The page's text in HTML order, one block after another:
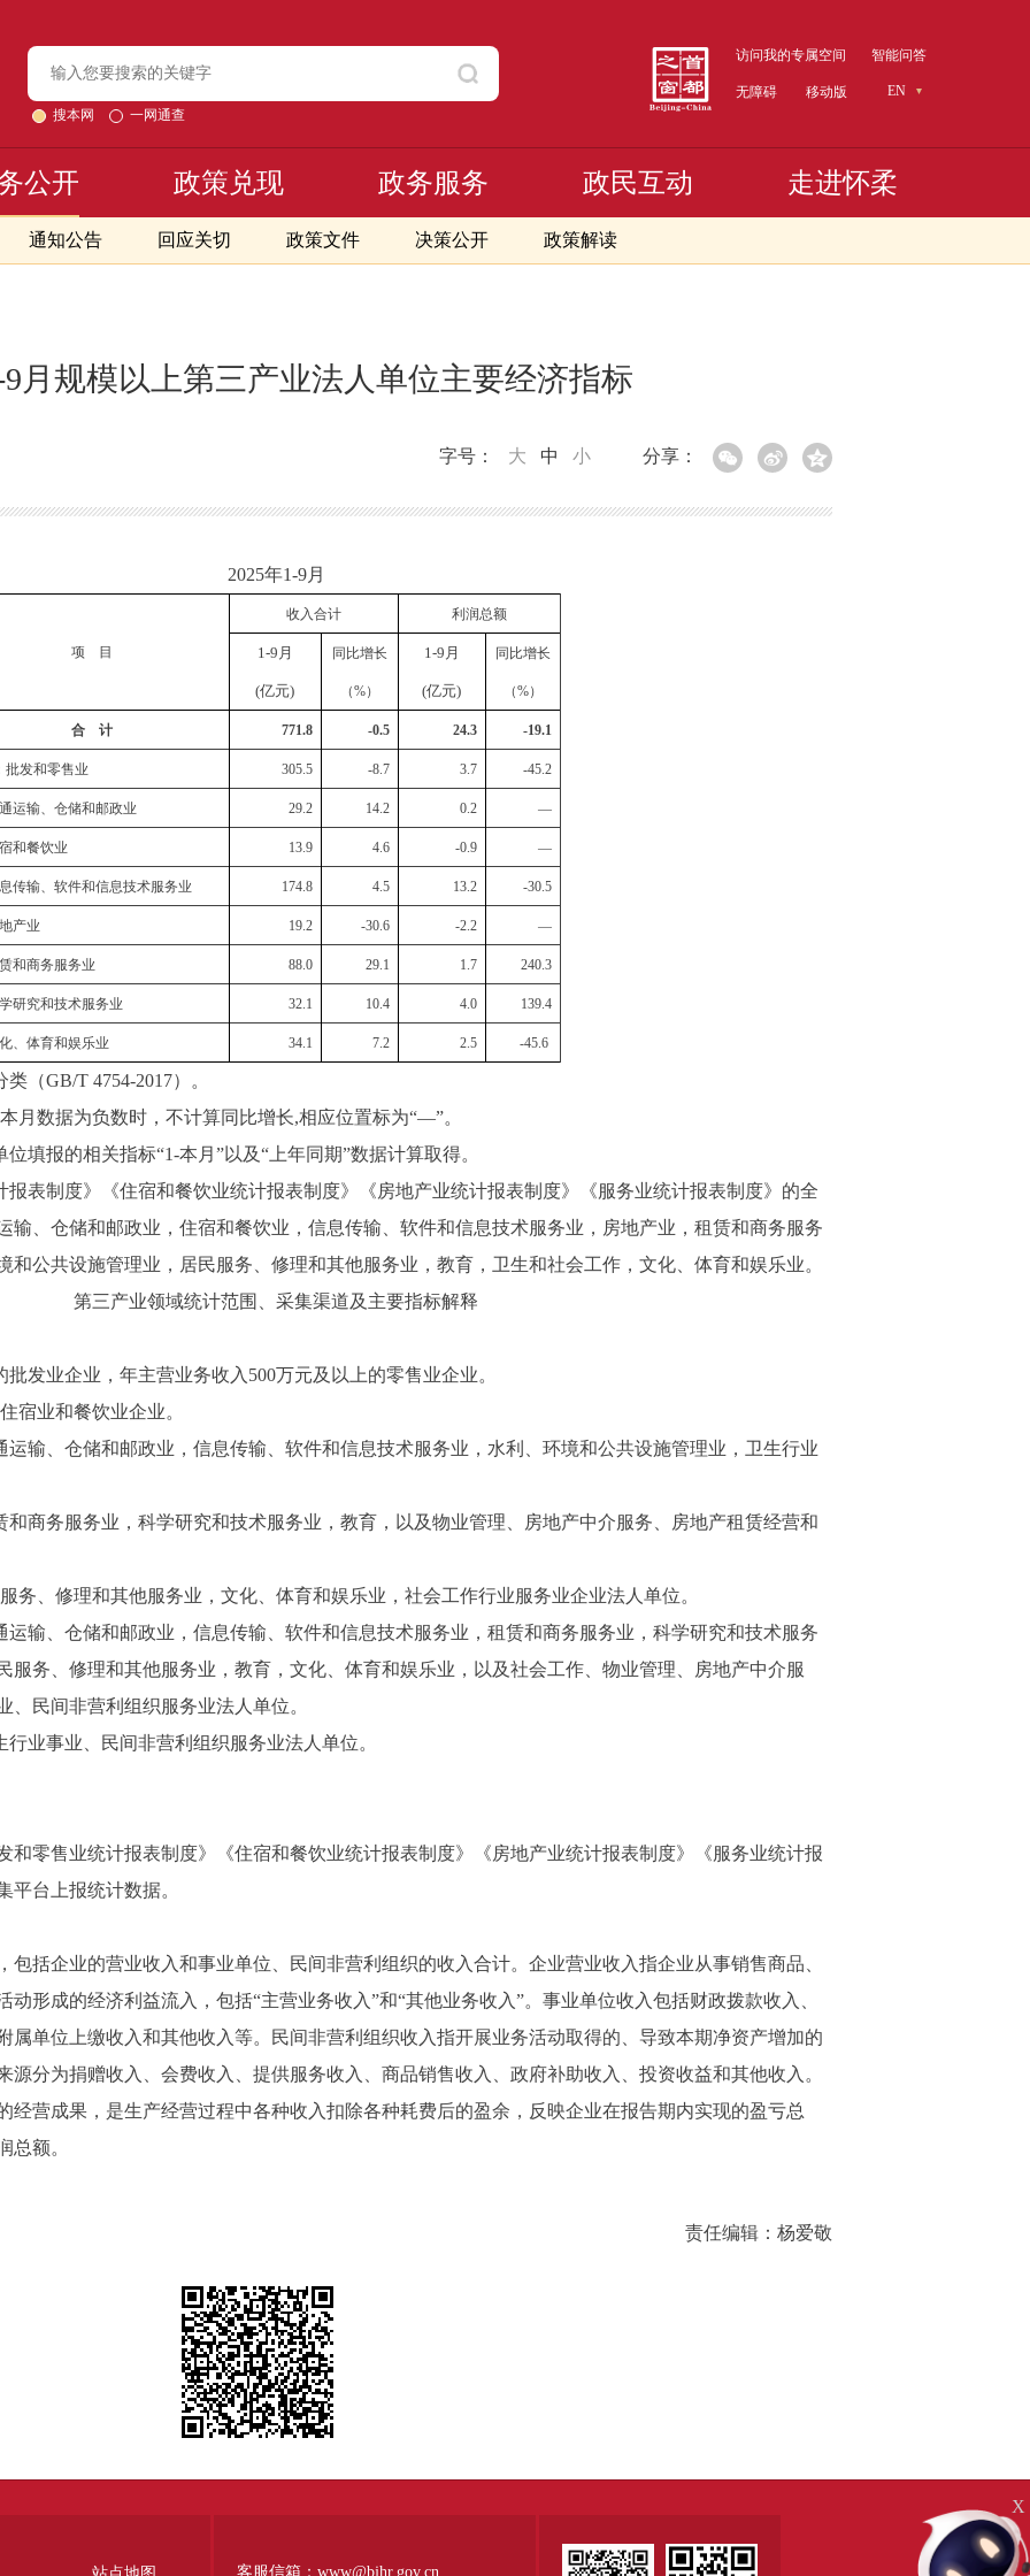
搜本网 一网通查
访问我的专属空间 智能问答
无障碍 移动版 EN
公开
通知公告 回应关切 政策文件 决策公开 政策解读
政策兑现 政务服务 政民互动 走进怀柔
9月规模以上第三产业法人单位主要经济指标
分享：
字号： 大 中 小
2025年1-9月
项 目
收入合计 利润总额
1-9 月
(亿元)
同比增长
（%）
1-9 月
(亿元)
同比增长
（%）
合 计 771.8 -0.5 24.3 -19.1
批发和零售业 305.5 -8.7 3.7 -45.2
运输、仓储和邮政业 29.2 14.2 0.2 —
和餐饮业 13.9 4.6 -0.9 —
传输、软件和信息技术服务业 174.8 4.5 13.2 -30.5
产业 19.2 -30.6 -2.2 —
和商务服务业 88.0 29.1 1.7 240.3
研究和技术服务业 32.1 10.4 4.0 139.4
、体育和娱乐业 34.1 7.2 2.5 -45.6
GB/T 4754-2017）。
数据为负数时，不计算同比增长,相应位置标为“—”。
报的相关指标“1-本月”以及“上年同期”数据计算取得。
制度》《住宿和餐饮业统计报表制度》《房地产业统计报表制度》《服务业统计报表制度》的全
输、仓储和邮政业，住宿和餐饮业，信息传输、软件和信息技术服务业，房地产业，租赁和商务服务
和公共设施管理业，居民服务、修理和其他服务业，教育，卫生和社会工作，文化、体育和娱乐业。
第三产业领域统计范围、采集渠道及主要指标解释
业企业，年主营业务收入500万元及以上的零售业企业。
业和餐饮业企业。
输、仓储和邮政业，信息传输、软件和信息技术服务业，水利、环境和公共设施管理业，卫生行业
商务服务业，科学研究和技术服务业，教育，以及物业管理、房地产中介服务、房地产租赁经营和
、修理和其他服务业，文化、体育和娱乐业，社会工作行业服务业企业法人单位。
输、仓储和邮政业，信息传输、软件和信息技术服务业，租赁和商务服务业，科学研究和技术服务
服务、修理和其他服务业，教育，文化、体育和娱乐业，以及社会工作、物业管理、房地产中介服
民间非营利组织服务业法人单位。
业事业、民间非营利组织服务业法人单位。
零售业统计报表制度》《住宿和餐饮业统计报表制度》《房地产业统计报表制度》《服务业统计报
平台上报统计数据。
企业的营业收入和事业单位、民间非营利组织的收入合计。企业营业收入指企业从事销售商品、
形成的经济利益流入，包括“主营业务收入”和“其他业务收入”。事业单位收入包括财政拨款收入、
属单位上缴收入和其他收入等。民间非营利组织收入指开展业务活动取得的、导致本期净资产增加的
分为捐赠收入、会费收入、提供服务收入、商品销售收入、政府补助收入、投资收益和其他收入。
营成果，是生产经营过程中各种收入扣除各种耗费后的盈余，反映企业在报告期内实现的盈亏总
总额。
责任编辑：杨爱敬
客服信箱：www@bjhr.gov.cn
X